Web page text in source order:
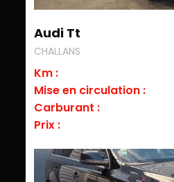
Audi Tt
CHALLANS
Km :
Mise en circulation :
Carburant :
Prix :